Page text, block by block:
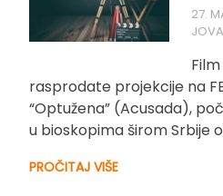
27.
rasprodate projekcije na
“Optužena” (Acusada),
u bioskopima širom Srbije
PROČITAJ VIŠE